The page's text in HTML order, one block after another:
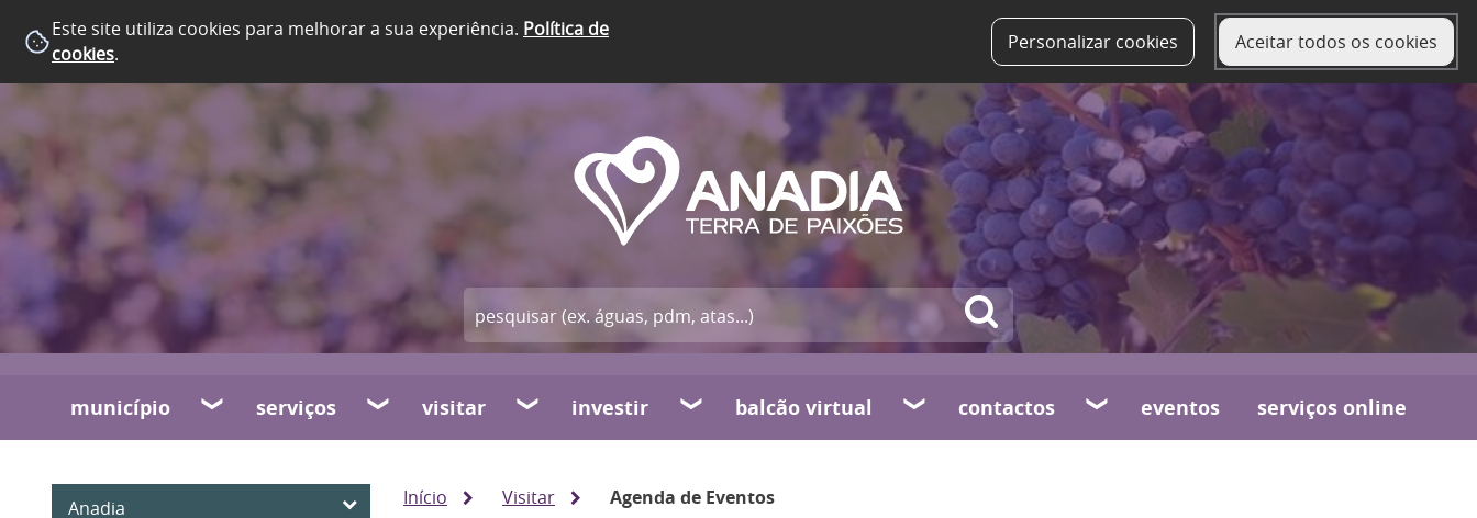
Este site utiliza cookies para melhorar a sua experiência. Política de
cookies. Personalizar cookies Aceitar todos os cookies
município serviços visitar investir balcão virtual contactos eventos serviços online
Anadia Início Visitar Agenda de Eventos